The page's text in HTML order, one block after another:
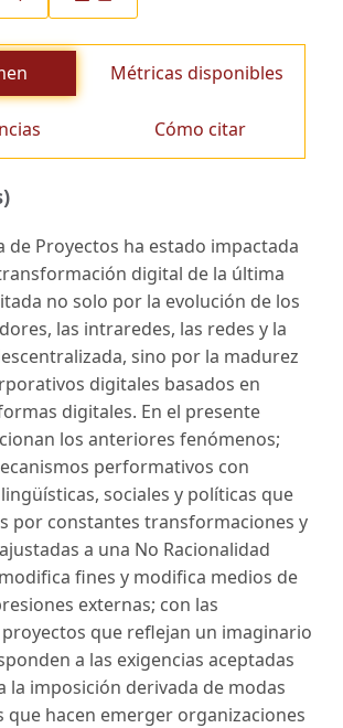
Métricas disponibles
Cómo citar
de Proyectos ha estado impactada
digital de la última
no solo por la evolución de los
las intraredes, las redes y la
sino por la madurez
digitales basados en
digitales. En el presente
los anteriores fenómenos;
performativos con
sociales y políticas que
por constantes transformaciones y
a una No Racionalidad
fines y modifica medios de
externas; con las
que reflejan un imaginario
a las exigencias aceptadas
la imposición derivada de modas
que hacen emerger organizaciones